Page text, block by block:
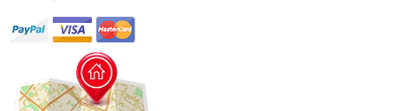
Sản phẩm bàn giám đốc của Yapi mang theo những
đặc điểm như:
Bàn giám đốc của Yapi sử dụng gỗ MDF cốt nâu tiêu
chuẩn và cốt xanh chống ẩm cao cấp, phủ Melamine